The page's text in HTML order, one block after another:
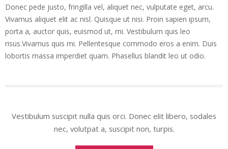
Donec pede justo, fringilla vel, aliquet nec, vulputate eget, arcu.
Vivamus aliquet elit ac nisl. Quisque ut nisi. Proin sapien ipsum,
porta a, auctor quis, euismod ut, mi. Vestibulum quis leo
risus.Vivamus quis mi. Pellentesque commodo eros a enim. Duis
lobortis massa imperdiet quam. Phasellus blandit leo ut odio.
Vestibulum suscipit nulla quis orci. Donec elit libero, sodales
nec, volutpat a, suscipit non, turpis.